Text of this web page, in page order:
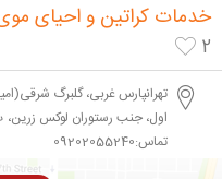
خدمات کراتین و احیای موی
2
تهرانپارس غربی، گلبرگ
تماس:09202055240